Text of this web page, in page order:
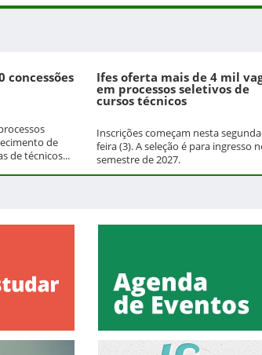
concessões
de
de técnicos...
Ifes oferta mais de 4 mil
em processos seletivos de
cursos técnicos
Inscrições começam nesta
feira (3). A seleção é para ingresso
semestre de 2027.